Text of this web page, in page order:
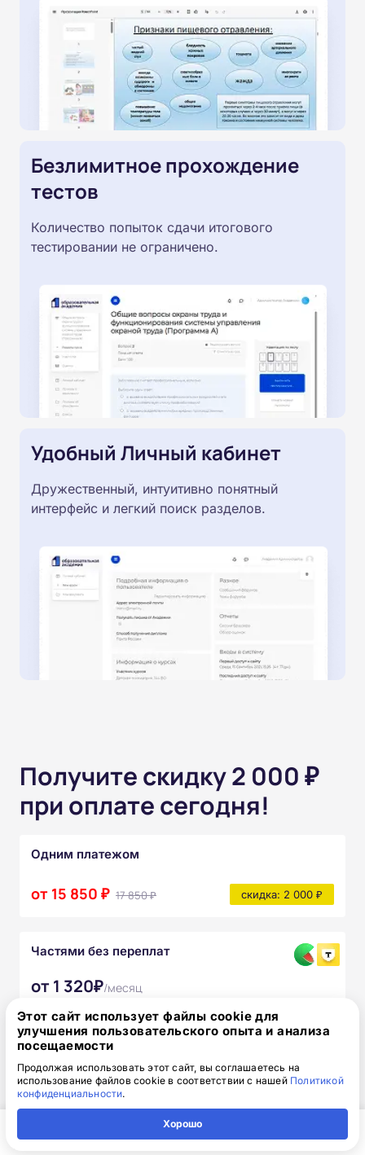
Безлимитное прохождение
тестов
Количество попыток сдачи итогового
тестировании не ограничено.
Удобный Личный кабинет
Дружественный, интуитивно понятный
интерфейс и легкий поиск разделов.
Получите скидку 2 000 ₽
при оплате сегодня!
Одним платежом
от 15 850 ₽ 17 850 ₽ скидка: 2 000 ₽
Частями без переплат
от 1 320₽/месяц
Узнать подробнее
После прохождения курса вы получите:
Полный комплект официальных
документов
Доступ к онлайн-платформе Академии
Этот сайт использует файлы cookie для
улучшения пользовательского опыта и анализа
посещаемости
Продолжая использовать этот сайт, вы соглашаетесь на
использование файлов cookie в соответствии с нашей Политикой
конфиденциальности.
Хорошо